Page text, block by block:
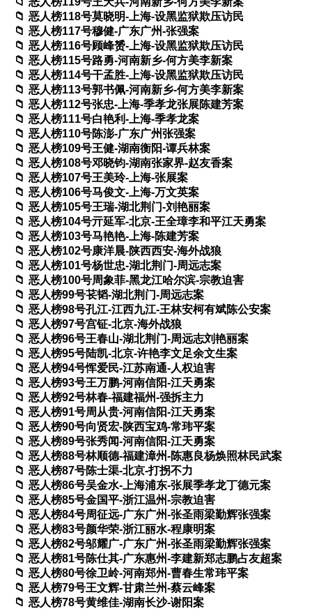
恶人榜118号莫晓明-上海-设黑监狱欺压访民
恶人榜117号穆健-广东广州-张强案
恶人榜116号顾峰赟-上海-设黑监狱欺压访民
恶人榜115号路勇-河南新乡-何方美李新案
恶人榜114号干孟胜-上海-设黑监狱欺压访民
恶人榜113号郭书佩-河南新乡-何方美李新案
恶人榜112号张忠-上海-季孝龙张展陈建芳案
恶人榜111号白艳利-上海-季孝龙案
恶人榜110号陈澎-广东广州张强案
恶人榜109号王健-湖南衡阳-谭兵林案
恶人榜108号邓晓钧-湖南张家界-赵友香案
恶人榜107号王美玲-上海-张展案
恶人榜106号马俊文-上海-万文英案
恶人榜105号王瑞-湖北荆门-刘艳丽案
恶人榜104号亓延军-北京-王全璋李和平江天勇案
恶人榜103号马艳艳-上海-陈建芳案
恶人榜102号康洋晨-陕西西安-海外战狼
恶人榜101号杨世忠-湖北荆门-周远志案
恶人榜100号周象菲-黑龙江哈尔滨-宗教迫害
恶人榜99号苌韬-湖北荆门-周远志案
恶人榜98号孔江-江西九江-王林安柯有斌陈公安案
恶人榜97号宫钲-北京-海外战狼
恶人榜96号王春山-湖北荆门-周远志刘艳丽案
恶人榜95号陆凯-北京-许艳李文足余文生案
恶人榜94号恽爱民-江苏南通-人权迫害
恶人榜93号王万鹏-河南信阳-江天勇案
恶人榜92号林春-福建福州-强拆主力
恶人榜91号周从贵-河南信阳-江天勇案
恶人榜90号向贤宏-陕西宝鸡-常玮平案
恶人榜89号张秀闻-河南信阳-江天勇案
恶人榜88号林顺德-福建漳州-陈惠良杨焕照林民武案
恶人榜87号陈士渠-北京-打拐不力
恶人榜86号吴金水-上海浦东-张展季孝龙丁德元案
恶人榜85号金国平-浙江温州-宗教迫害
恶人榜84号周征远-广东广州-张圣雨梁勤辉张强案
恶人榜83号颜华荣-浙江丽水-程康明案
恶人榜82号邬耀广-广东广州-张圣雨梁勤辉张强案
恶人榜81号陈仕其-广东惠州-李建新郑志鹏占友超案
恶人榜80号徐卫岭-河南郑州-曹春生常玮平案
恶人榜79号王文辉-甘肃兰州-蔡云峰案
恶人榜78号黄维佳-湖南长沙-谢阳案